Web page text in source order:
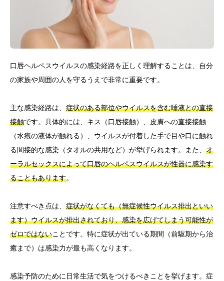
口唇ヘルペスウイルスの感染経路を正しく理解することは、自分
の家族や周囲の人を守るうえで非常に重要です。
主な感染経路は、 症状のある部位やウイルスを含む唾液との直接
接触です。具体的には、キス（口唇接触）、皮膚への直接接触
（水疱の液体が触れる）、ウイルスが付着した手で目や口に触れ
る間接的な感染（タオルの共用など）が挙げられます。また、 オ
ーラルセックスによって口唇のヘルペスウイルスが性器に感染す
ることもあります。
注意すべき点は、 症状がなくても（無症候性ウイルス排出といい
ます）ウイルスが排出されており、感染を広げてしまう可能性が
ゼロではないことです。特に症状が出ている期間（前駆期から治
癒まで）は感染力が最も高くなります。
感染予防のために日常生活で気をつけるべきことを挙げます。症